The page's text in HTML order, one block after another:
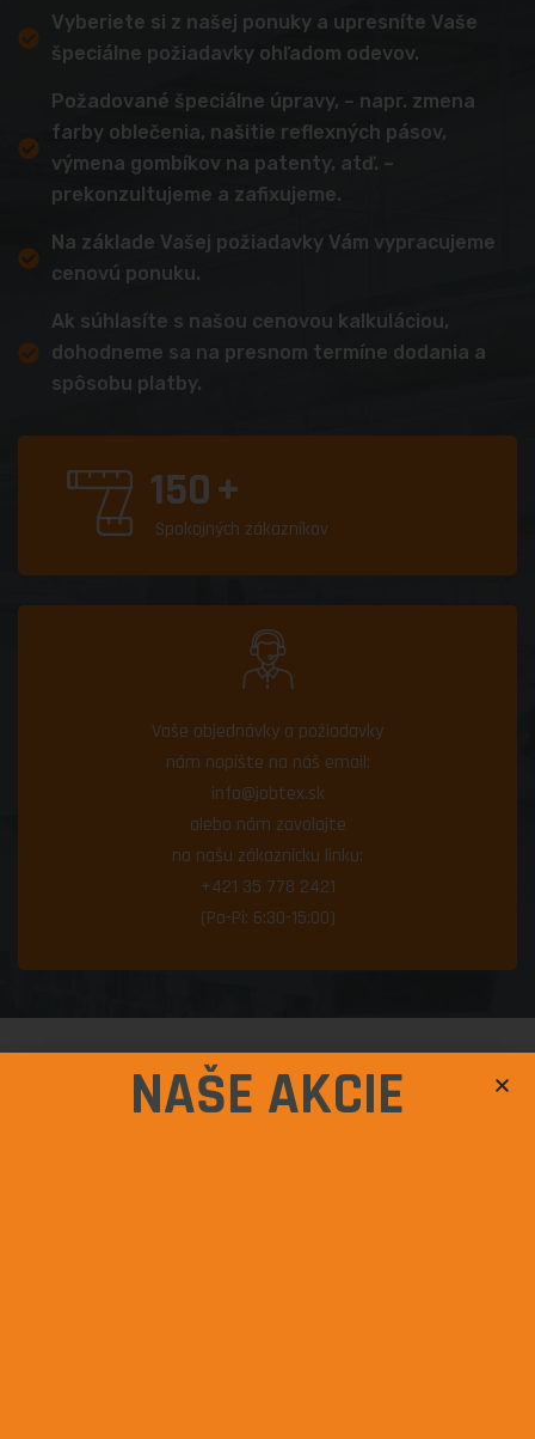
Vyberiete si z našej ponuky a upresníte Vaše
špeciálne požiadavky ohľadom odevov.
Požadované špeciálne úpravy, – napr. zmena
farby oblečenia, našitie reflexných pásov,
výmena gombíkov na patenty, atď. –
prekonzultujeme a zafixujeme.
Na základe Vašej požiadavky Vám vypracujeme
cenovú ponuku.
Ak súhlasíte s našou cenovou kalkuláciou,
dohodneme sa na presnom termíne dodania a
spôsobu platby.
150+
Spokojných zákazníkov
Vaše objednávky a požiadavky
nám napíšte na náš email:
info@jobtex.sk
alebo nám zavolajte
na našu zákaznícku linku:
+421 35 778 2421
(Po-Pi: 6:30-15:00)
VÝHODY, KTORÉ
NAŠE AKCIE